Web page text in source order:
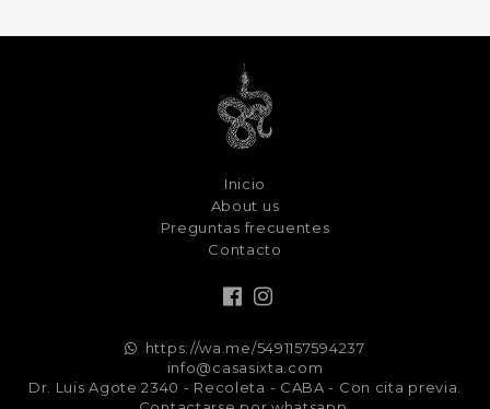
Inicio
About us
Preguntas frecuentes
Contacto
https://wa.me/5491157594237
info@casasixta.com
Dr. Luis Agote 2340 - Recoleta - CABA - Con cita previa.